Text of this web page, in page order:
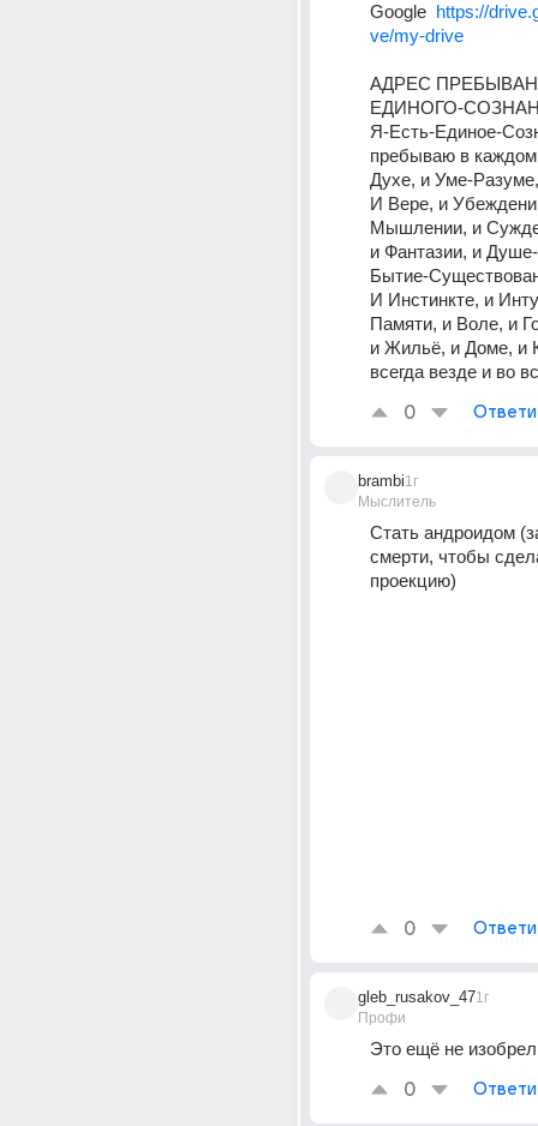
Google https://
ve/my-drive
АДРЕС
ЕДИНОГО-
Я-Есть-Единое-
пребываю в
Духе, и Уме-
И Вере, и
Мышлении, и
и Фантазии, и
Бытие-
И Инстинкте, и
Памяти, и Воле, и
и Жильё, и Доме, и
всегда везде и во
0
brambi
Мыслитель
1г
Стать андроидом
смерти, чтобы
проекцию)
0
gleb_rusakov_47
Профи
1г
Это ещё не
0